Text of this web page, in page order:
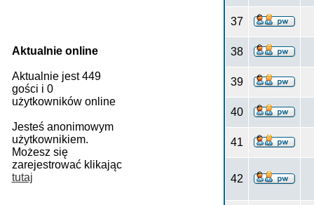
Aktualnie online
Aktualnie jest 449
gości i 0
użytkowników online
Jesteś anonimowym
użytkownikiem.
Możesz się
zarejestrować klikając
tutaj
37
38
39
40
41
42